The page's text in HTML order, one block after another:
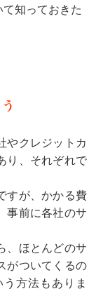
知っておきた
やクレジットカ
り、それぞれで
すが、かかる費
事前に各社のサ
、ほとんどのサ
がついてくるの
方法もありま